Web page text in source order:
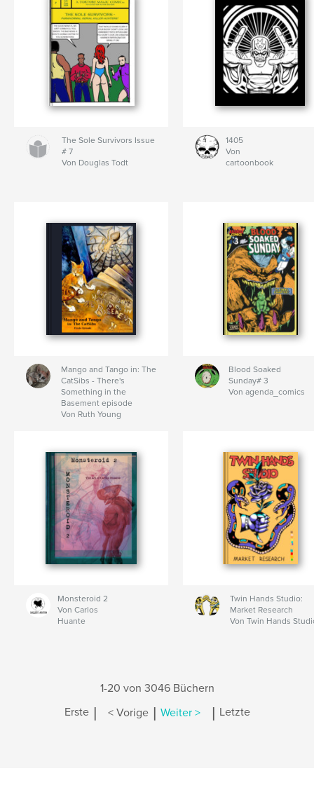
The Sole Survivors Issue
# 7
Von Douglas Todt
1405
Von
cartoonbook
Mango and Tango in: The
CatSibs - There's
Something in the
Basement episode
Von Ruth Young
Blood Soaked
Sunday# 3
Von agenda_comics
Monsteroid 2
Von Carlos
Huante
Twin Hands Studio:
Market Research
Von Twin Hands
1-20 von 3046 Büchern
Erste | < Vorige | Weiter > | Letzte